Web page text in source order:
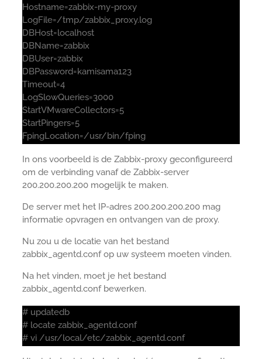
Hostname=zabbix-my-proxy
LogFile=/tmp/zabbix_proxy.log
DBHost=localhost
DBName=zabbix
DBUser=zabbix
DBPassword=kamisama123
Timeout=4
LogSlowQueries=3000
StartVMwareCollectors=5
StartPingers=5
FpingLocation=/usr/bin/fping
In ons voorbeeld is de Zabbix-proxy geconfigureerd
om de verbinding vanaf de Zabbix-server
200.200.200.200 mogelijk te maken.
De server met het IP-adres 200.200.200.200 mag
informatie opvragen en ontvangen van de proxy.
Nu zou u de locatie van het bestand
zabbix_agentd.conf op uw systeem moeten vinden.
Na het vinden, moet je het bestand
zabbix_agentd.conf bewerken.
# updatedb
# locate zabbix_agentd.conf
# vi /usr/local/etc/zabbix_agentd.conf